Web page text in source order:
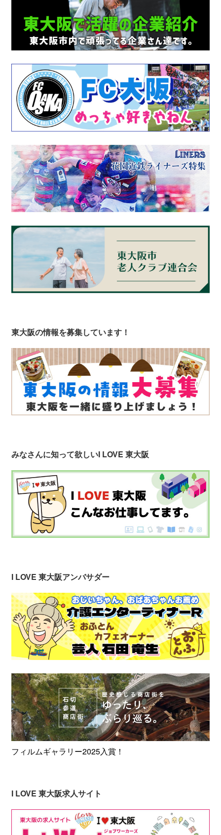
東大阪の情報を募集しています！
みなさんに知って欲しいI LOVE 東大阪
I LOVE 東大阪アンバサダー
フィルムギャラリー2025入賞！
I LOVE 東大阪求人サイト